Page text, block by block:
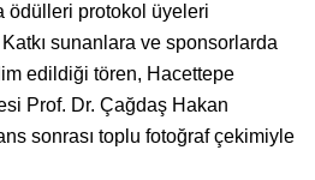
ödülleri protokol üyeleri
sunanlara ve sponsorlarda
edildiği tören, Hacettepe
Prof. Dr. Çağdaş Hakan
sonrası toplu fotoğraf çekimiyle